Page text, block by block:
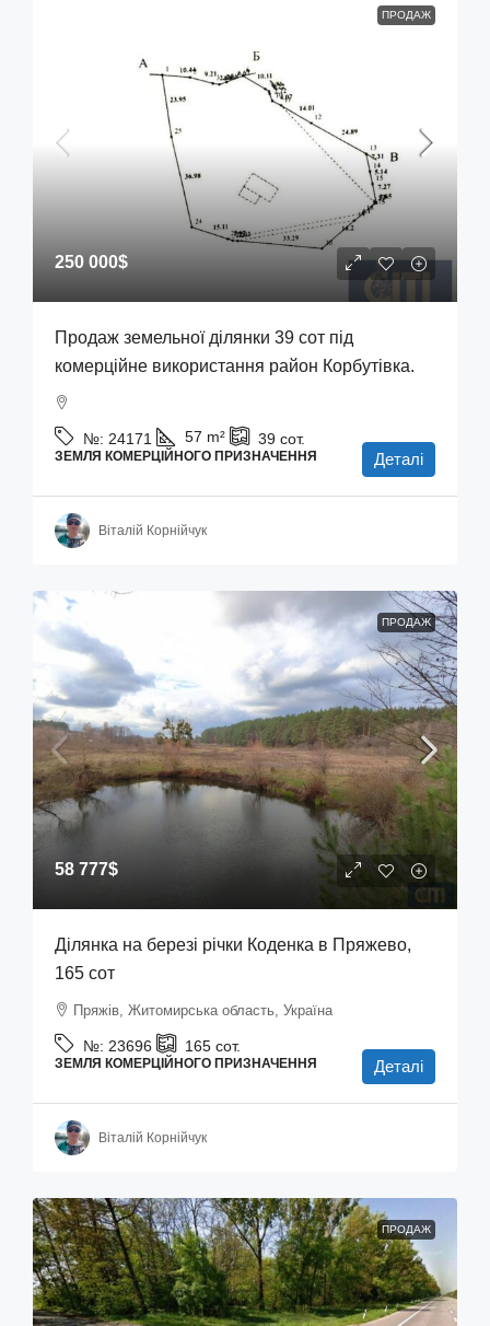
ПРОДАЖ
250 000$
Продаж земельної ділянки 39 сот під
комерційне використання район Корбутівка.
№: 24171 57 m² 39 сот.
ЗЕМЛЯ КОМЕРЦІЙНОГО ПРИЗНАЧЕННЯ Деталі
Віталій Корнійчук
ПРОДАЖ
58 777$
Ділянка на березі річки Коденка в Пряжево,
165 сот
Пряжів, Житомирська область, Україна
№: 23696 165 сот.
ЗЕМЛЯ КОМЕРЦІЙНОГО ПРИЗНАЧЕННЯ Деталі
Віталій Корнійчук
ПРОДАЖ